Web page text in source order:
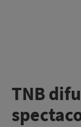
TNB